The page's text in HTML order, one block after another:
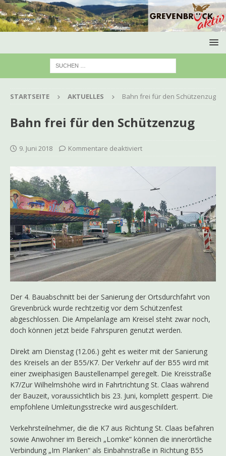
STARTSEITE AKTUELLES Bahn frei für den Schützenzug
Bahn frei für den Schützenzug
9. Juni 2018 Kommentare deaktiviert
Der 4. Bauabschnitt bei der Sanierung der Ortsdurchfahrt von
Grevenbrück wurde rechtzeitig vor dem Schützenfest
abgeschlossen. Die Ampelanlage am Kreisel steht zwar noch,
doch können jetzt beide Fahrspuren genutzt werden.
Direkt am Dienstag (12.06.) geht es weiter mit der Sanierung
des Kreisels an der B55/K7. Der Verkehr auf der B55 wird mit
einer zweiphasigen Baustellenampel geregelt. Die Kreisstraße
K7/Zur Wilhelmshöhe wird in Fahrtrichtung St. Claas während
der Bauzeit, voraussichtlich bis 23. Juni, komplett gesperrt. Die
empfohlene Umleitungsstrecke wird ausgeschildert.
Verkehrsteilnehmer, die die K7 aus Richtung St. Claas befahren
sowie Anwohner im Bereich „Lomke“ können die innerörtliche
Verbindung „Im Planken“ als Einbahnstraße in Richtung B55